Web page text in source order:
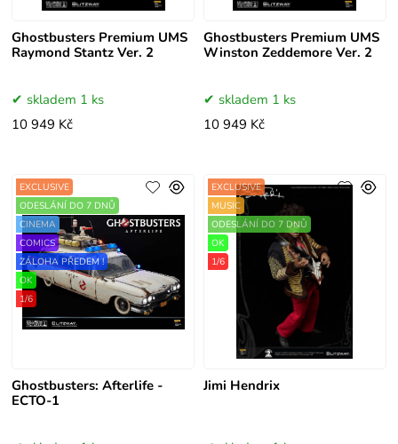
Ghostbusters Premium UMS
Raymond Stantz Ver. 2
skladem 1 ks
10 949 Kč
Ghostbusters Premium UMS
Winston Zeddemore Ver. 2
skladem 1 ks
10 949 Kč
Ghostbusters: Afterlife -
ECTO-1
EXCLUSIVE
ODESLÁNÍ DO 7 DNŮ
CINEMA
COMICS
ZÁLOHA PŘEDEM !
OK
1/6
Jimi Hendrix
EXCLUSIVE
MUSIC
ODESLÁNÍ DO 7 DNŮ
OK
1/6